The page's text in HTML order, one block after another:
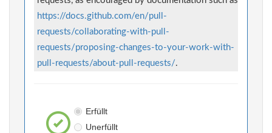
https://docs.github.com/en/pull-
requests/collaborating-with-pull-
requests/proposing-changes-to-your-work-with-
pull-requests/about-pull-requests/.
Erfüllt
Unerfüllt